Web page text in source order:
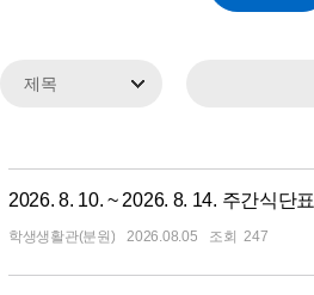
2026. 8. 10. ~ 2026. 8. 14. 주간식단표
학생생활관(분원) 2026.08.05 247